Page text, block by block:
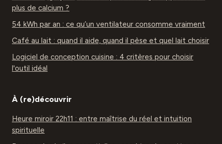
plus de calcium ?
54 kWh par an : ce qu’un ventilateur consomme vraiment
Café au lait : quand il aide, quand il pèse et quel lait choisir
Logiciel de conception cuisine : 4 critères pour choisir
l'outil idéal
À (re)découvrir
Heure miroir 22h11 : entre maîtrise du réel et intuition
spirituelle